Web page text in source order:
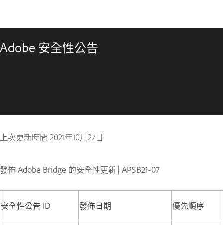
Adobe 安全性公告
上次更新時間 2021年10月27日
發佈 Adobe Bridge 的安全性更新 | APSB21-07
安全性公告 ID 發佈日期 優先順序